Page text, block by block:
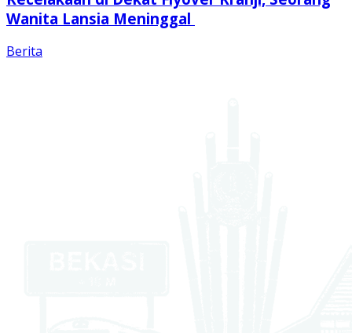
Wanita Lansia Meninggal
Berita